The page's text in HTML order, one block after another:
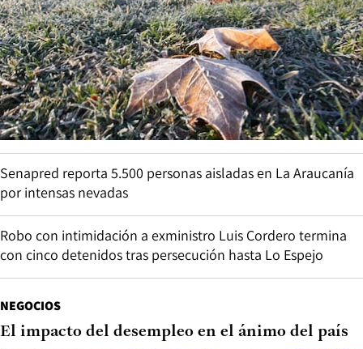
Senapred reporta 5.500 personas aisladas en La Araucanía
por intensas nevadas
Robo con intimidación a exministro Luis Cordero termina
con cinco detenidos tras persecución hasta Lo Espejo
NEGOCIOS
El impacto del desempleo en el ánimo del país